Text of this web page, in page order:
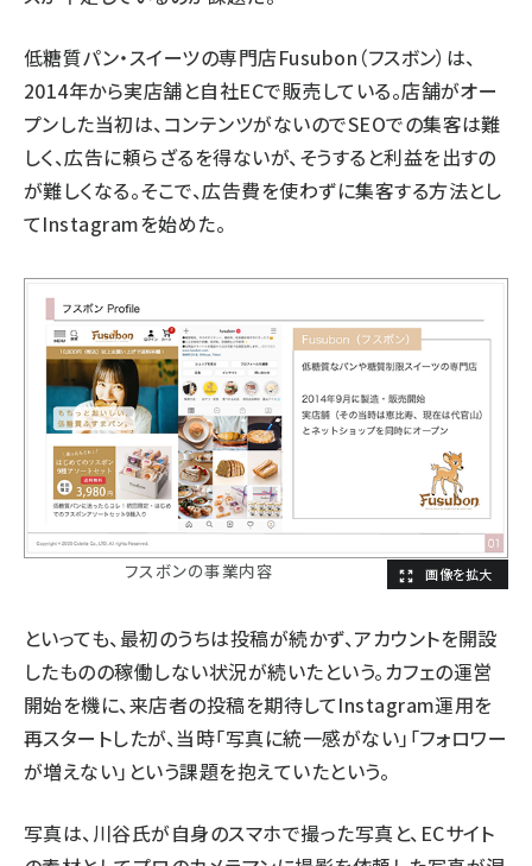
低糖質パン・スイーツの専門店Fusubon（フスボン）は、
2014年から実店舗と自社ECで販売している。店舗がオー
プンした当初は、コンテンツがないのでSEOでの集客は難
しく、広告に頼らざるを得ないが、そうすると利益を出すの
が難しくなる。そこで、広告費を使わずに集客する方法とし
てInstagramを始めた。
フスボンの事業内容
といっても、最初のうちは投稿が続かず、アカウントを開設
したものの稼働しない状況が続いたという。カフェの運営
開始を機に、来店者の投稿を期待してInstagram運用を
再スタートしたが、当時「写真に統一感がない」「フォロワー
が増えない」という課題を抱えていたという。
写真は、川谷氏が自身のスマホで撮った写真と、ECサイト